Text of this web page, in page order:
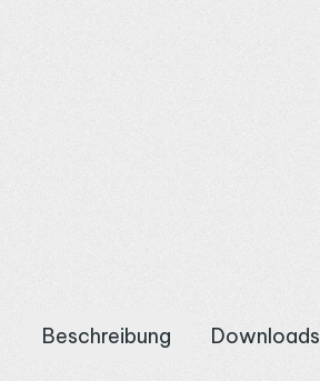
Beschreibung Downloads